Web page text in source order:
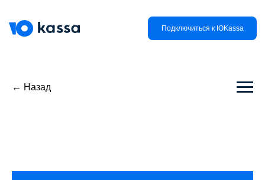
Подключиться к ЮKassa
← Назад